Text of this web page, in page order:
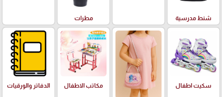
شنط مدرسية مطرات
سكيت اطفال مكاتب الاطفال الدفاتر والورقيات